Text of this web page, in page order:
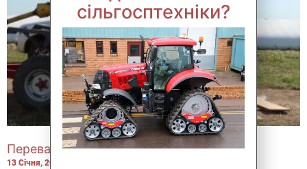
Переваги силосного мішка
13 Січня, 2025
сільгосптехніки?